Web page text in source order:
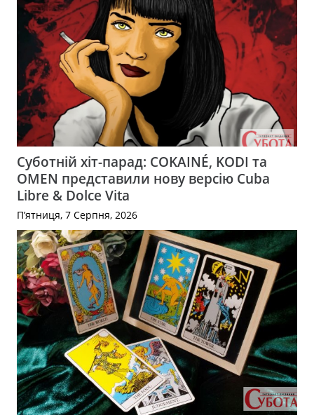
Суботній хіт-парад: COKAINÉ, KODI та
OMEN представили нову версію Cuba
Libre & Dolce Vita
П’ятниця, 7 Серпня, 2026